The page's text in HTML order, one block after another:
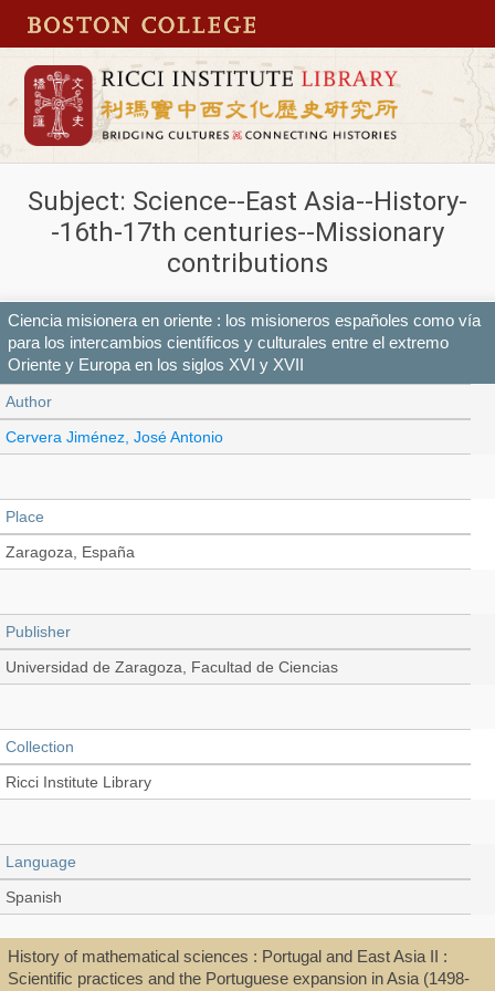
Subject: Science--East Asia--History-
-16th-17th centuries--Missionary
contributions
Ciencia misionera en oriente : los misioneros españoles como vía
para los intercambios científicos y culturales entre el extremo
Oriente y Europa en los siglos XVI y XVII
Author
Cervera Jiménez, José Antonio
Place
Zaragoza, España
Publisher
Universidad de Zaragoza, Facultad de Ciencias
Collection
Ricci Institute Library
Language
Spanish
Type
History of mathematical sciences : Portugal and East Asia II :
Scientific practices and the Portuguese expansion in Asia (1498-